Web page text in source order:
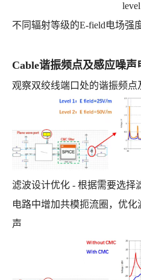
不同辐射等级的E-field电场强
Cable谐振频点及感应噪声
观察双绞线端口处的谐振频点
滤波设计优化 - 根据需要选择
电路中增加共模扼流圈，优
声